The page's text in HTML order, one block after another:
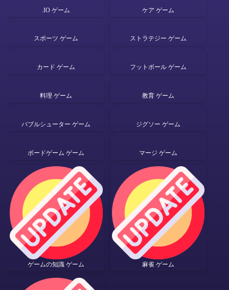
.IO ゲーム ケア ゲーム
スポーツ ゲーム ストラテジー ゲーム
カード ゲーム フットボール ゲーム
料理 ゲーム 教育 ゲーム
バブルシューター ゲーム ジグソー ゲーム
ボードゲーム ゲーム マージ ゲーム
ゲームの知識 ゲーム 麻雀 ゲーム